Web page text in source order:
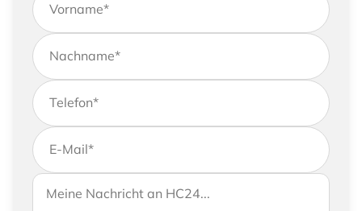
Vorname*
Nachname*
Telefon*
E-Mail*
Wenn Sie uns weitere Informationen zukommen
lassen möchten, können Sie Ihrer Anfrage gerne
Ihre Nachricht an HC24